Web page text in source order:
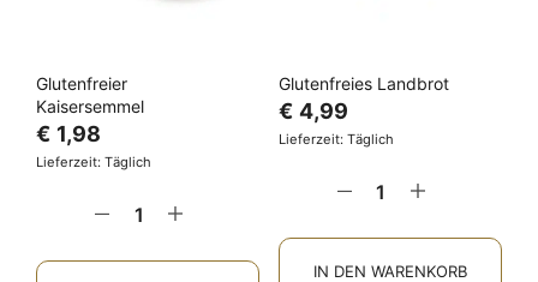
Glutenfreier
Kaisersemmel
€ 1,98
Lieferzeit: Täglich
Glutenfreies Landbrot
€ 4,99
Lieferzeit: Täglich
IN DEN WARENKORB